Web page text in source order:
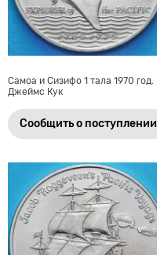
Самоа и Сизифо 1 тала 1970 год.
Джеймс Кук
Сообщить о поступлении